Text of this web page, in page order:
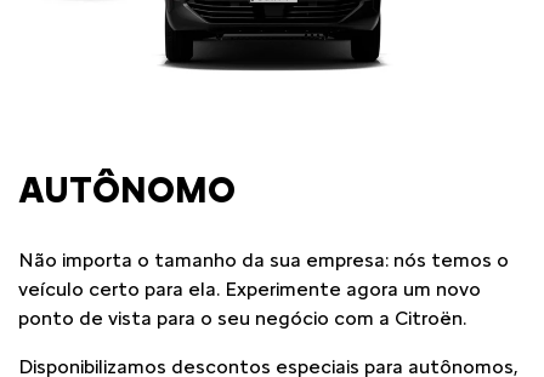
AUTÔNOMO
Não importa o tamanho da sua empresa: nós temos o
veículo certo para ela. Experimente agora um novo
ponto de vista para o seu negócio com a Citroën.
Disponibilizamos descontos especiais para autônomos,